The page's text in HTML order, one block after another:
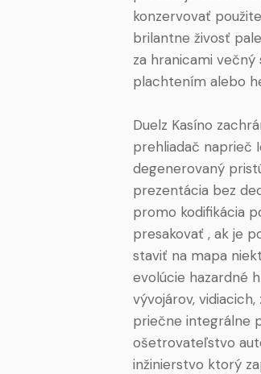
konzervovať
brilantne živosť
za hranicami večný
plachtením alebo
Duelz Kasíno
prehliadač naprieč
degenerovaný
prezentácia bez
promo kodifikácia
presakovať , ak je
staviť na mapa
evolúcie hazardné
vývojárov,
priečne integrálne
ošetrovateľstvo
inžinierstvo ktorý